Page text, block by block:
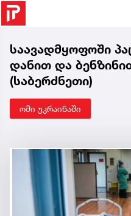
საავადმყოფოში
დანით და
(საბერძნეთი)
ომი უკრაინაში